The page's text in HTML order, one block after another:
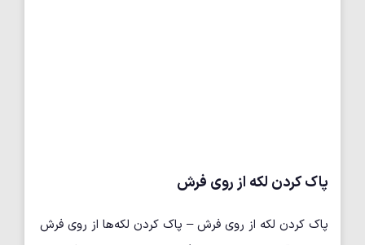
پاک کردن لکه از روی فرش
پاک کردن لکه از روی فرش – پاک کردن لکه‌ها از روی فرش